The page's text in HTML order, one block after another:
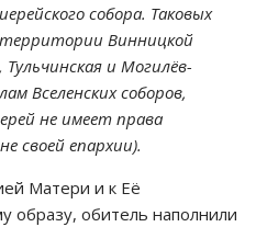
собора. Таковых
Винницкой
и Могилёв-
Вселенских соборов,
не имеет права
своей епархии).
Матери и к Её
образу, обитель наполнили